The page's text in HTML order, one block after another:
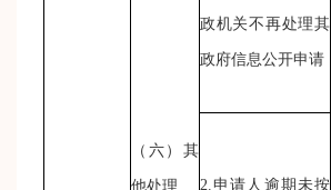
（六）其
他处理
政机关不再处理其
政府信息公开申请
2.申请人逾期未按